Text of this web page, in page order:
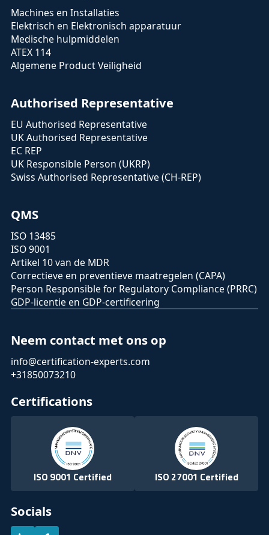
Machines en Installaties
Elektrisch en Elektronisch apparatuur
Medische hulpmiddelen
ATEX 114
Algemene Product Veiligheid
Authorised Representative
EU Authorised Representative
UK Authorised Representative
EC REP
UK Responsible Person (UKRP)
Swiss Authorised Representative (CH-REP)
QMS
ISO 13485
ISO 9001
Artikel 10 van de MDR
Correctieve en preventieve maatregelen (CAPA)
Person Responsible for Regulatory Compliance (PRRC)
GDP-licentie en GDP-certificering
Neem contact met ons op
info@certification-experts.com
+31850073210
Certifications
ISO 9001 Certified ISO 27001 Certified
Socials